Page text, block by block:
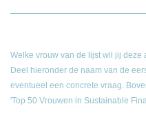
Welke vrouw van de lijst wil jij deze
Deel hieronder de naam van de
eventueel een concrete vraag.
'Top 50 Vrouwen in Sustainable